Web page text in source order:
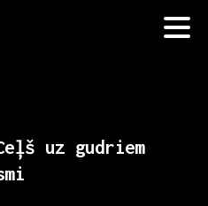
uz gudriem